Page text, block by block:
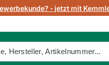
- jetzt mit